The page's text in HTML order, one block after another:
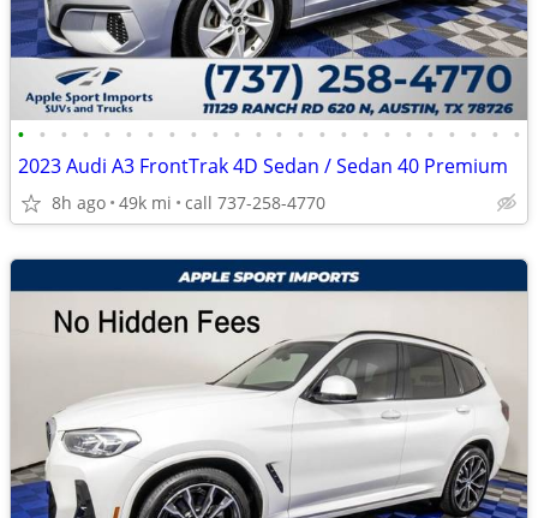
• • • • • • • • • • • • • • • • • • • • • • • •
2023 Audi A3 FrontTrak 4D Sedan / Sedan 40 Premium
8h ago 49k mi call 737-258-4770